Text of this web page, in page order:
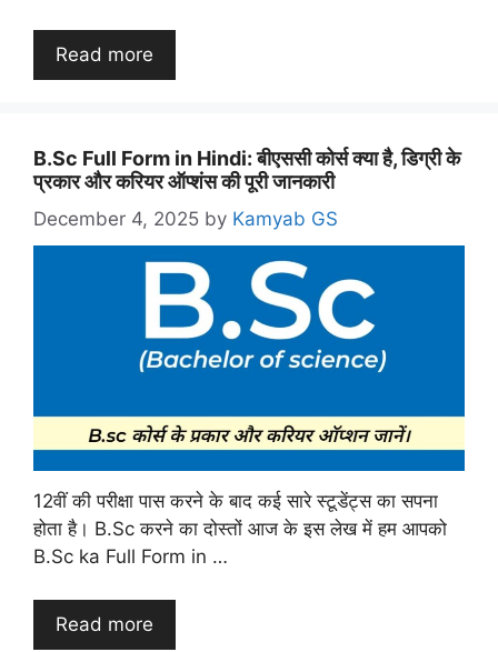
Read more
B.Sc Full Form in Hindi: बीएससी कोर्स क्या है, डिग्री के
प्रकार और करियर ऑप्शंस की पूरी जानकारी
December 4, 2025 by Kamyab GS
12वीं की परीक्षा पास करने के बाद कई सारे स्टूडेंट्स का सपना
होता है। B.Sc करने का दोस्तों आज के इस लेख में हम आपको
B.Sc ka Full Form in …
Read more